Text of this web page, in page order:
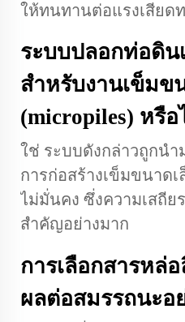
ให้ทนทานต่อแรงเสียด
ระบบปลอกท่อดิน
สำหรับงานเข็มข
(micropiles) หรือ
ใช่ ระบบดังกล่าวถูกน
การก่อสร้างเข็มขนาด
ไม่มั่นคง ซึ่งความเสถีย
สำคัญอย่างมาก
การเลือกสารหล่
ผลต่อสมรรถนะอ